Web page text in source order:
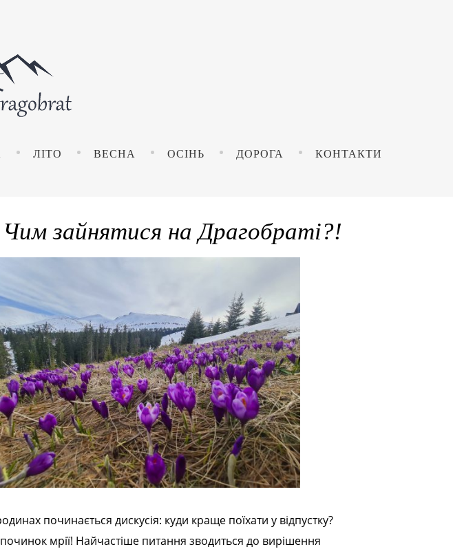
ЛІТО ВЕСНА ОСІНЬ ДОРОГА КОНТАКТИ
зайнятися на Драгобраті?!
починається дискусія: куди краще поїхати у відпустку?
мрії! Найчастіше питання зводиться до вирішення